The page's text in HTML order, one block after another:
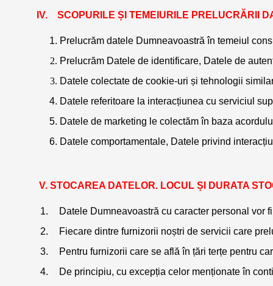
SCOPURILE ȘI TEMEIURILE PRELUCRĂRII
Prelucrăm datele Dumneavoastră în temeiul
Prelucrăm Datele de identificare, Datele de
Datele colectate de cookie-uri și tehnologii
Datele referitoare la interacțiunea cu serviciul
Datele de marketing le colectăm în baza
Datele comportamentale, Datele privind
STOCAREA DATELOR. LOCUL ȘI DURATA
Datele Dumneavoastră cu caracter personal
Fiecare dintre furnizorii noștri de servicii care
Pentru furnizorii care se află în țări terțe pentru
De principiu, cu excepția celor menționate în